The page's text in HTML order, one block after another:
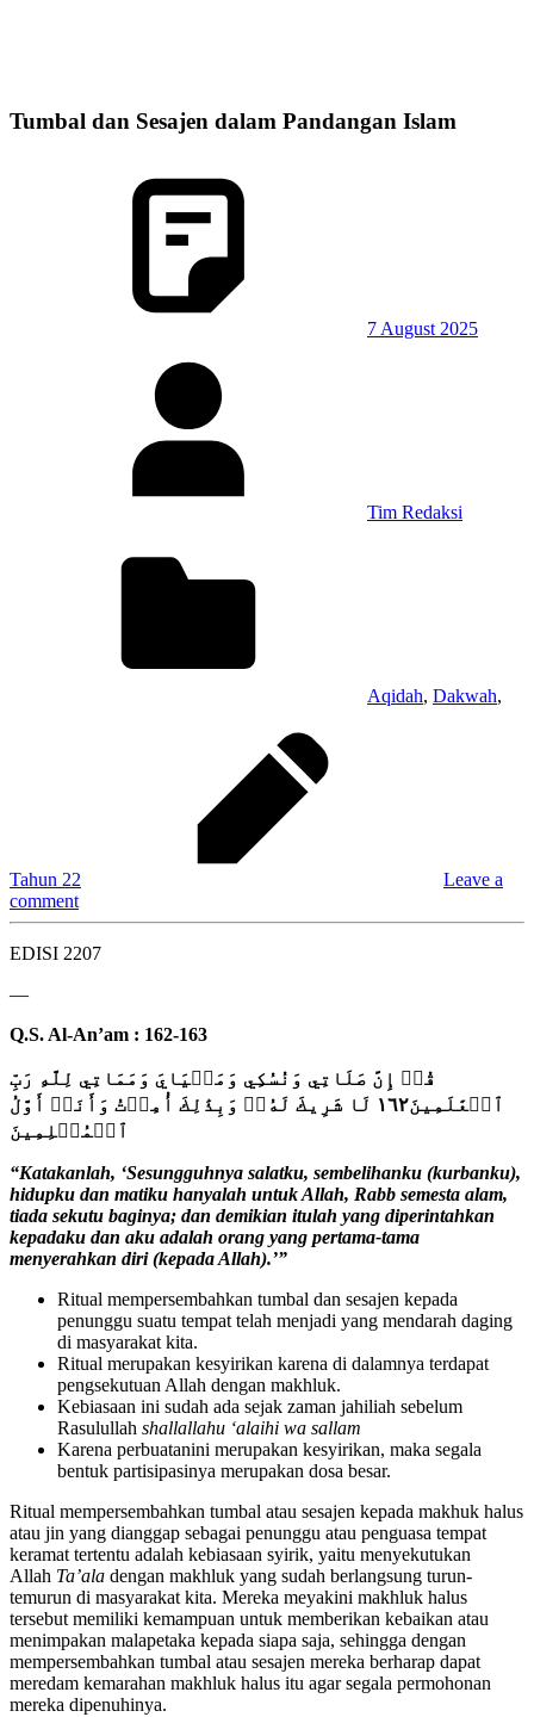
Tumbal dan Sesajen dalam Pandangan Islam
7 August 2025
Tim Redaksi
Aqidah, Dakwah,
Tahun 22
Leave a
comment
EDISI 2207
—
Q.S. Al-An’am : 162-163
قُلۡ إِنَّ صَلَاتِي وَنُسُكِي وَمَحۡيَايَ وَمَمَاتِي لِلَّهِ رَبِّ
ٱ لۡعَٰلَمِينَ١٦٢ لَا شَرِيكَ لَهُ ۥۖ وَبِذَٰلِكَ أُمِرۡتُ وَأَنَا۠ أَوَّلُ
ٱ لۡمُسۡلِمِينَ
“Katakanlah, ‘Sesungguhnya salatku, sembelihanku (kurbanku),
hidupku dan matiku hanyalah untuk Allah, Rabb semesta alam,
tiada sekutu baginya; dan demikian itulah yang diperintahkan
kepadaku dan aku adalah orang yang pertama-tama
menyerahkan diri (kepada Allah).’”
Ritual mempersembahkan tumbal dan sesajen kepada
penunggu suatu tempat telah menjadi yang mendarah daging
di masyarakat kita.
Ritual merupakan kesyirikan karena di dalamnya terdapat
pengsekutuan Allah dengan makhluk.
Kebiasaan ini sudah ada sejak zaman jahiliah sebelum
Rasulullah shallallahu ‘alaihi wa sallam
Karena perbuatanini merupakan kesyirikan, maka segala
bentuk partisipasinya merupakan dosa besar.
Ritual mempersembahkan tumbal atau sesajen kepada makhuk halus
atau jin yang dianggap sebagai penunggu atau penguasa tempat
keramat tertentu adalah kebiasaan syirik, yaitu menyekutukan
Allah Ta’ala dengan makhluk yang sudah berlangsung turun-
temurun di masyarakat kita. Mereka meyakini makhluk halus
tersebut memiliki kemampuan untuk memberikan kebaikan atau
menimpakan malapetaka kepada siapa saja, sehingga dengan
mempersembahkan tumbal atau sesajen mereka berharap dapat
meredam kemarahan makhluk halus itu agar segala permohonan
mereka dipenuhinya.